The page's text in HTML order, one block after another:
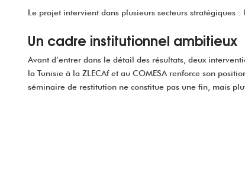
Le projet intervient dans plusieurs secteurs stratégiques :
Un cadre institutionnel ambitieux
Avant d’entrer dans le détail des résultats, deux
la Tunisie à la ZLECAf et au COMESA renforce son
séminaire de restitution ne constitue pas une fin, mais